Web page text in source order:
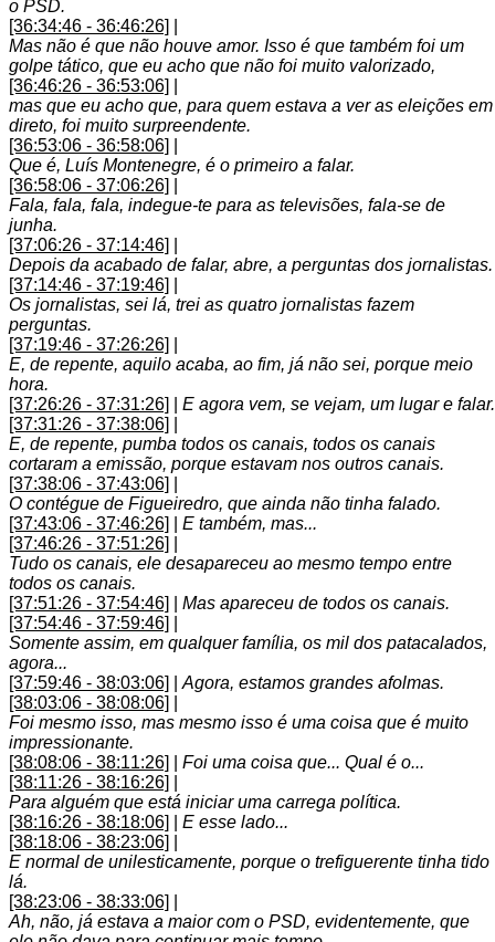
o PSD.
[36:34:46 - 36:46:26]
Mas não é que não houve amor. Isso é que também foi um
golpe tático, que eu acho que não foi muito valorizado,
[36:46:26 - 36:53:06]
mas que eu acho que, para quem estava a ver as eleições em
direto, foi muito surpreendente.
[36:53:06 - 36:58:06]
Que é, Luís Montenegre, é o primeiro a falar.
[36:58:06 - 37:06:26]
Fala, fala, fala, indegue-te para as televisões, fala-se de
junha.
[37:06:26 - 37:14:46]
Depois da acabado de falar, abre, a perguntas dos jornalistas.
[37:14:46 - 37:19:46]
Os jornalistas, sei lá, trei as quatro jornalistas fazem
perguntas.
[37:19:46 - 37:26:26]
E, de repente, aquilo acaba, ao fim, já não sei, porque meio
hora.
[37:26:26 - 37:31:26]
E agora vem, se vejam, um lugar e falar.
[37:31:26 - 37:38:06]
E, de repente, pumba todos os canais, todos os canais
cortaram a emissão, porque estavam nos outros canais.
[37:38:06 - 37:43:06]
O contégue de Figueiredro, que ainda não tinha falado.
[37:43:06 - 37:46:26]
E também, mas...
[37:46:26 - 37:51:26]
Tudo os canais, ele desapareceu ao mesmo tempo entre
todos os canais.
[37:51:26 - 37:54:46]
Mas apareceu de todos os canais.
[37:54:46 - 37:59:46]
Somente assim, em qualquer família, os mil dos patacalados,
agora...
[37:59:46 - 38:03:06]
Agora, estamos grandes afolmas.
[38:03:06 - 38:08:06]
Foi mesmo isso, mas mesmo isso é uma coisa que é muito
impressionante.
[38:08:06 - 38:11:26]
Foi uma coisa que... Qual é o...
[38:11:26 - 38:16:26]
Para alguém que está iniciar uma carrega política.
[38:16:26 - 38:18:06]
E esse lado...
[38:18:06 - 38:23:06]
E normal de unilesticamente, porque o trefiguerente tinha tido
lá.
[38:23:06 - 38:33:06]
Ah, não, já estava a maior com o PSD, evidentemente, que